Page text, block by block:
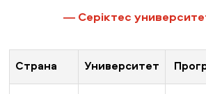
— Серіктес
Страна Университет